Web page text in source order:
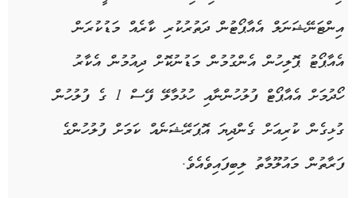
އިންޓަނޭޝަނަލް އެއާޕޯޓުން ދަތުރުކުރި ކާރެއް މަޑުކުރަން
އެއާޕޯޓު ޕޮލިހުން އެންގުމުން މަޑުނުކޮށް ދިއުމުން އެކާރު
ހޯދުމަށް އެއާޕޯޓް ފުލުހުންނާއި ހުޅުމާލޭ ފޭސް 1 ގެ ފުލުހުން
ގުޅިގެން ކުރިއަށް ގެންދިޔަ އޮޕަރޭޝަނެއް ކަމަށް ފުލުހުންގެ
ފަރާތުން މައުލޫމާތު ލިބިފައިވެއެވެ.